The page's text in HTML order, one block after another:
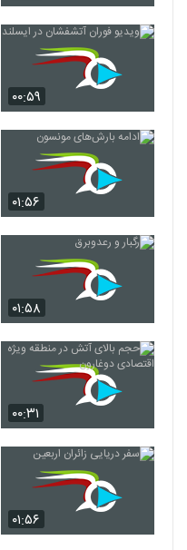
۰۰:۵۹
۰۱:۵۶
۰۱:۵۸
۰۰:۳۱
۰۱:۵۶